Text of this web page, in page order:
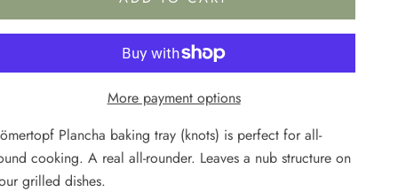
More payment options
Plancha baking tray (knots) is perfect for all-
cooking. A real all-rounder. Leaves a nub structure on
grilled dishes.